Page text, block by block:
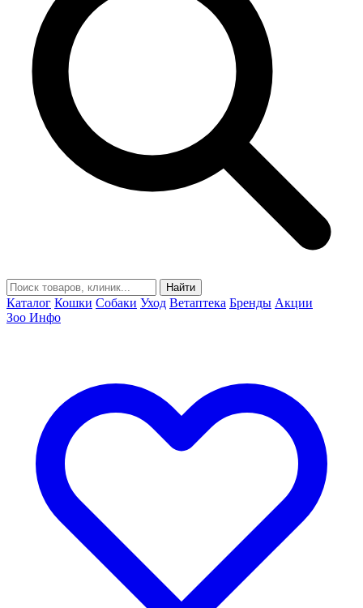
Найти
Каталог Кошки Собаки Уход Ветаптека Бренды Акции
Зоо Инфо